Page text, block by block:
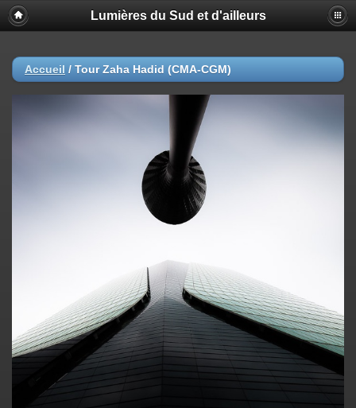
Lumières du Sud et d'ailleurs
Accueil / Tour Zaha Hadid (CMA-CGM)